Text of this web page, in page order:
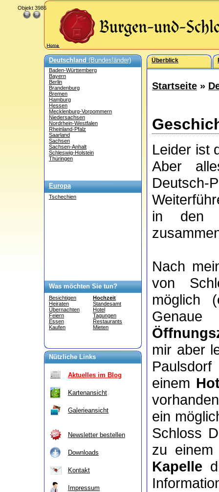
Deutschland(Bundesländer)
Baden-Württemberg
Bayern
Berlin
Brandenburg
Bremen
Hamburg
Hessen
Mecklenburg-Vorpommern
Niedersachsen
Nordrhein-Westfalen
Rheinland-Pfalz
Saarland
Sachsen
Sachsen-Anhalt
Schleswig-Holstein
Thüringen
Europa
Tschechien
Was möchten Sie tun?
Besichtigen
Heiraten
Übernachten
Feiern
Essen
Kaufen
Hochzeit
Standesamt
Hotel
Tagungen
Restaurants
Mieten
Nützliche Links
Aktuelles im Blog
Kartenansicht
Galerieansicht
Newsletter bestellen
Downloads
Kontakt
Impressum
Überblick
Startseite »
Leider ist
Aber
in
Nach
von
möglich
mir aber
einem
ein
Schloss
zu
Kapelle
Objekt 3986